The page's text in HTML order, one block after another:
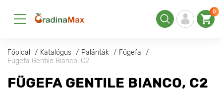
0
Főoldal Katalógus Palánták
Fügefa
Fügefa Gentile Bianco, С2
FÜGEFA GENTILE BIANCO, С2